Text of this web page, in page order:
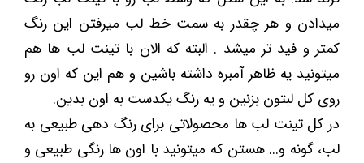
میدادن و هر چقدر به سمت خط لب میرفتن این رنگ
کمتر و فید تر میشد . البته که الان با تینت لب ها هم
میتونید یه ظاهر آمبره داشته باشین و هم این که اون رو
روی کل لبتون بزنین و یه رنگ یکدست به اون بدین.
در کل تینت لب ها محصولاتی برای رنگ دهی طبیعی به
لب، گونه و... هستن که میتونید با اون ها رنگی طبیعی و